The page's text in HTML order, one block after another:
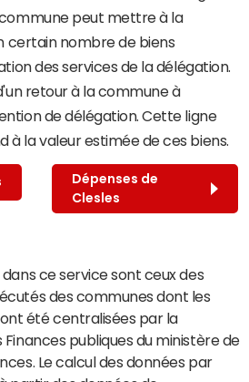
peut mettre à la
certain nombre de biens
des services de la délégation.
retour à la commune à
de délégation. Cette ligne
à la valeur estimée de ces biens.
Dépenses de
Clesles
ce service sont ceux des
des communes dont les
été centralisées par la
publiques du ministère de
Le calcul des données par